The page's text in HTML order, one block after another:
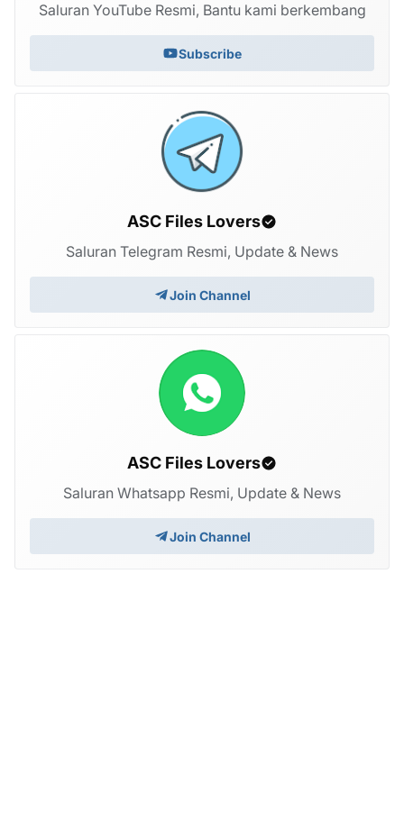
Saluran YouTube Resmi, Bantu kami berkembang
Subscribe
ASC Files Lovers
Saluran Telegram Resmi, Update & News
Join Channel
ASC Files Lovers
Saluran Whatsapp Resmi, Update & News
Join Channel